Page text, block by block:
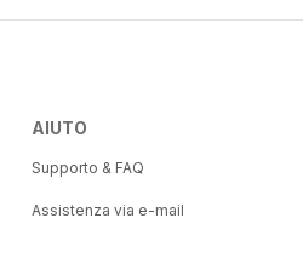
AIUTO
Supporto & FAQ
Assistenza via e-mail